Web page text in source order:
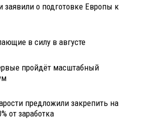
о подготовке Европы к
в силу в августе
пройдёт масштабный
предложили закрепить на
от заработка